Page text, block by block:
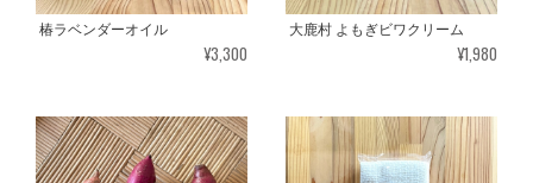
椿ラベンダーオイル
¥3,300
大鹿村 よもぎビワクリーム
¥1,980